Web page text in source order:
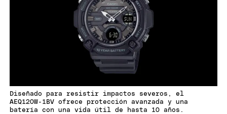
Diseñado para resistir impactos severos, el
AEQ120W-1BV ofrece protección avanzada y una
batería con una vida útil de hasta 10 años.